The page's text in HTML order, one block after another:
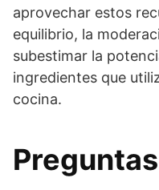
aprovechar estos
equilibrio, la
subestimar la
ingredientes que
cocina.